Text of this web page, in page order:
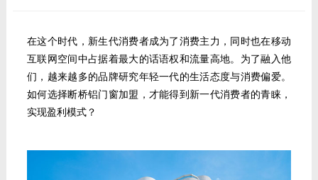
在这个时代，新生代消费者成为了消费主力，同时也在移动
互联网空间中占据着最大的话语权和流量高地。为了融入他
们，越来越多的品牌研究年轻一代的生活态度与消费偏爱。
如何选择断桥铝门窗加盟，才能得到新一代消费者的青睐，
实现盈利模式？